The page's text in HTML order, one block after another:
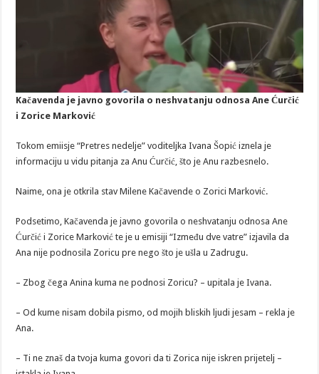
Kačavenda je javno govorila o neshvatanju odnosa Ane Ćurčić
i Zorice Marković
Tokom emiisje “Pretres nedelje” voditeljka Ivana Šopić iznela je
informaciju u vidu pitanja za Anu Ćurčić, što je Anu razbesnelo.
Naime, ona je otkrila stav Milene Kačavende o Zorici Marković.
Podsetimo, Kačavenda je javno govorila o neshvatanju odnosa Ane
Ćurčić i Zorice Marković te je u emisiji “Između dve vatre” izjavila da
Ana nije podnosila Zoricu pre nego što je ušla u Zadrugu.
– Zbog čega Anina kuma ne podnosi Zoricu? – upitala je Ivana.
– Od kume nisam dobila pismo, od mojih bliskih ljudi jesam – rekla je
Ana.
– Ti ne znaš da tvoja kuma govori da ti Zorica nije iskren prijetelj –